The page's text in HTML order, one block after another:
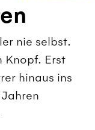
nie selbst.
Knopf. Erst
hinaus ins